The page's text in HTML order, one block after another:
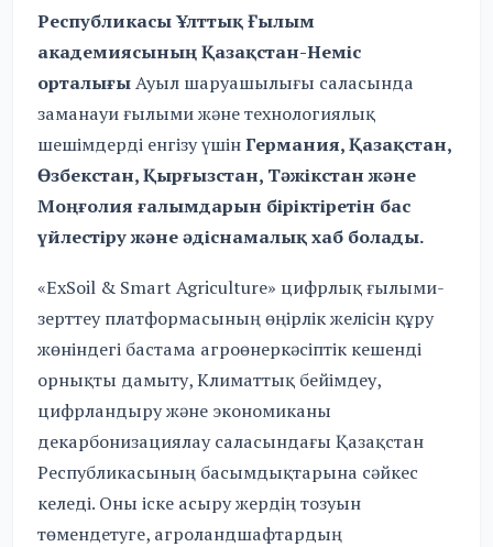
Республикасы Ұлттық Ғылым
академиясының Қазақстан-Неміс
орталығыАуыл шаруашылығы саласында
заманауи ғылыми және технологиялық
шешімдерді енгізу үшінГермания, Қазақстан,
Өзбекстан, Қырғызстан, Тәжікстан және
Моңғолия ғалымдарын біріктіретін бас
үйлестіру және әдіснамалық хаб болады.
«ExSoil & Smart Agriculture» цифрлық ғылыми-
зерттеу платформасының өңірлік желісін құру
жөніндегі бастама агроөнеркәсіптік кешенді
орнықты дамыту, Климаттық бейімдеу,
цифрландыру және экономиканы
декарбонизациялау саласындағы Қазақстан
Республикасының басымдықтарына сәйкес
келеді. Оны іске асыру жердің тозуын
төмендетуге, агроландшафтардың